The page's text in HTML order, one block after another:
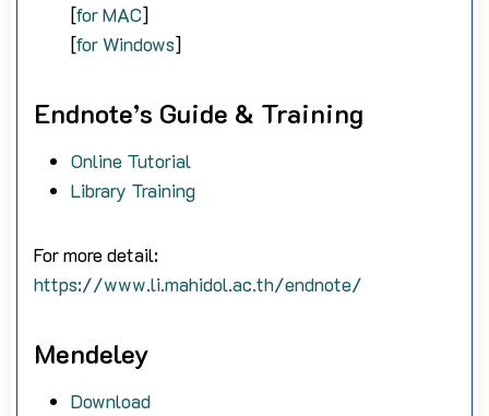
[for MAC]
[for Windows]
Endnote’s Guide & Training
Online Tutorial
Library Training
For more detail:
https://www.li.mahidol.ac.th/endnote/
Mendeley
Download